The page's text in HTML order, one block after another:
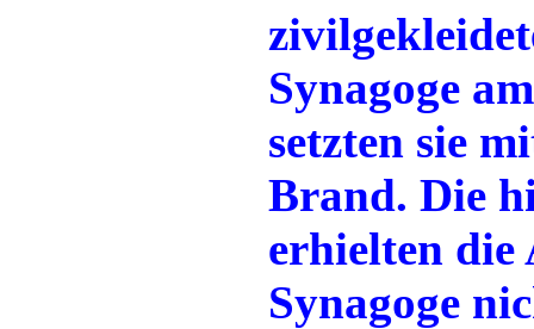
Synagoge
setzten sie
Brand. Die
erhielten die
Synagoge